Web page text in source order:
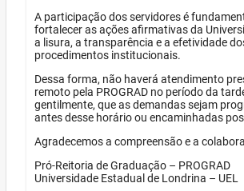
A participação dos servidores é
fortalecer as ações afirmativas da
a lisura, a transparência e a efetividade
procedimentos institucionais.
Dessa forma, não haverá atendimento
remoto pela PROGRAD no período da
gentilmente, que as demandas sejam
antes desse horário ou encaminhadas
Agradecemos a compreensão e a
Pró-Reitoria de Graduação – PROGRAD
Universidade Estadual de Londrina – UEL